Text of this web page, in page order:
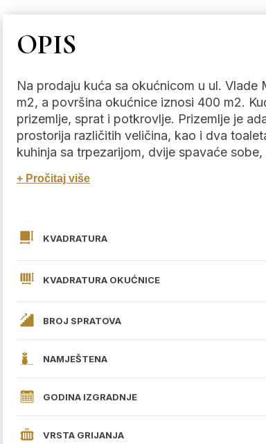
OPIS
Na prodaju kuća sa okućnicom u ul. Vlade
m2, a površina okućnice iznosi 400 m2.
prizemlje, sprat i potkrovlje. Prizemlje je
prostorija različitih veličina, kao i dva
kuhinja sa trpezarijom, dvije spavaće
+ Pročitaj više
KVADRATURA
KVADRATURA OKUĆNICE
BROJ SPRATOVA
NAMJEŠTENA
GODINA IZGRADNJE
VRSTA GRIJANJA